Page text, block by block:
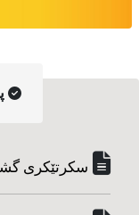
سکرتێکری